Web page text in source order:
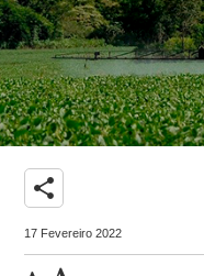
share
17 Fevereiro 2022